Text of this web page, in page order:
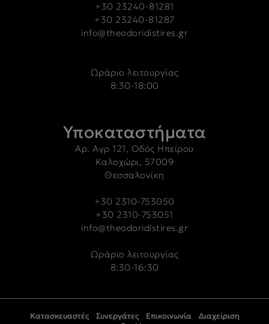
+30 23240-81281
+30 23240-81287
info@theodoridistires.gr
Ωράριο λειτουργίας
8:30-18:00
Υποκαταστήματα
Αρ. Αγρ 121, Οδός Ηπείρου
Καλοχώρι, 57009
Θεσσαλονίκη
+30 2310-753050
+30 2310-753051
info@theodoridistires.gr
Ωράριο λειτουργίας
8:30-16:30
Κατασκευαστές Συνεργάτες Επικοινωνία
Διαχείριση